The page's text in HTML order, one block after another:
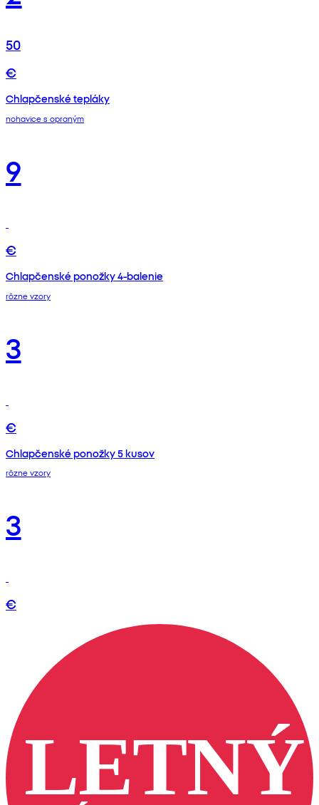
50
€
Chlapčenské tepláky
nohavice s opraným
9
€
Chlapčenské ponožky 4-balenie
rôzne vzory
3
€
Chlapčenské ponožky 5 kusov
rôzne vzory
3
€